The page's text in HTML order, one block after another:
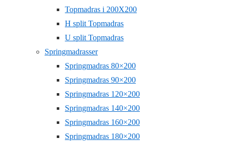
Topmadras i 200X200
H split Topmadras
U split Topmadras
Springmadrasser
Springmadras 80×200
Springmadras 90×200
Springmadras 120×200
Springmadras 140×200
Springmadras 160×200
Springmadras 180×200